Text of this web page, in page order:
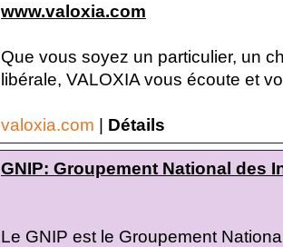
www.valoxia.com
Que vous soyez un particulier, un
libérale, VALOXIA vous écoute et
valoxia.com | Détails
GNIP: Groupement National des
Le GNIP est le Groupement